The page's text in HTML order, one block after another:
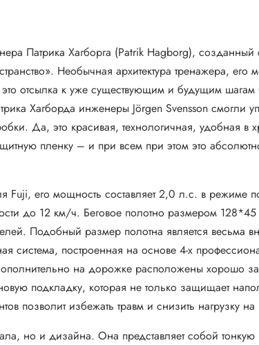
Патрика Хагборга (Patrik Hagborg),
Необычная архитектура тренажера,
отсылка к уже существующим и будущим шагам
Хагборда инженеры Jörgen Svensson смогли
Да, это красивая, технологичная, удобная в
пленку – и при всем при этом это
Fuji, его мощность составляет 2,0 л.с. в режиме
до 12 км/ч. Беговое полотно размером
Подобный размер полотна является весьма
система, построенная на основе 4-х
на дорожке расположены хорошо
подкладку, которая не только защищает
позволит избежать травм и снизить нагрузку
но и дизайна. Она представляет собой